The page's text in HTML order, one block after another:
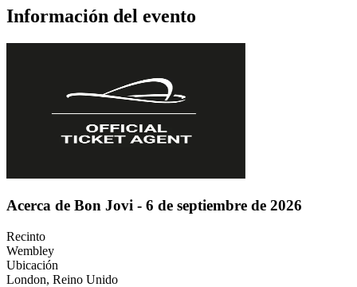
Información del evento
Acerca de Bon Jovi - 6 de septiembre de 2026
Recinto
Wembley
Ubicación
London, Reino Unido